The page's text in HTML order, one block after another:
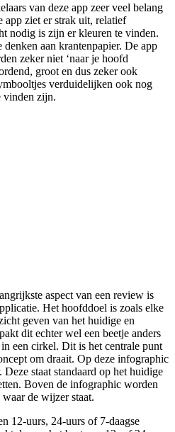
van deze app zeer veel belang
app ziet er strak uit, relatief
nodig is zijn er kleuren te vinden.
aan krantenpapier. De app
zeker niet ‘naar je hoofd
groot en dus zeker ook
verduidelijken ook nog
vinden zijn.
aspect van een review is
Het hoofddoel is zoals elke
geven van het huidige en
dit echter wel een beetje anders
een cirkel. Dit is het centrale punt
om draait. Op deze infographic
staat standaard op het huidige
Boven de infographic worden
de wijzer staat.
12-uurs, 24-uurs of 7-daagse